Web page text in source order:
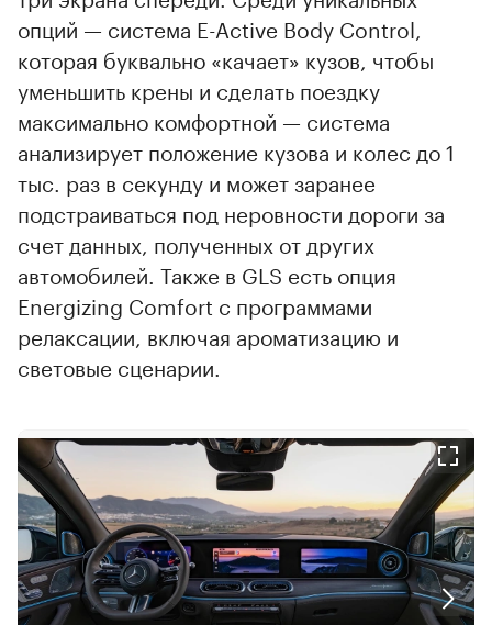
опций — система E-Active Body Control,
которая буквально «качает» кузов, чтобы
уменьшить крены и сделать поездку
максимально комфортной — система
анализирует положение кузова и колес до 1
тыс. раз в секунду и может заранее
подстраиваться под неровности дороги за
счет данных, полученных от других
автомобилей. Также в GLS есть опция
Energizing Comfort с программами
релаксации, включая ароматизацию и
световые сценарии.